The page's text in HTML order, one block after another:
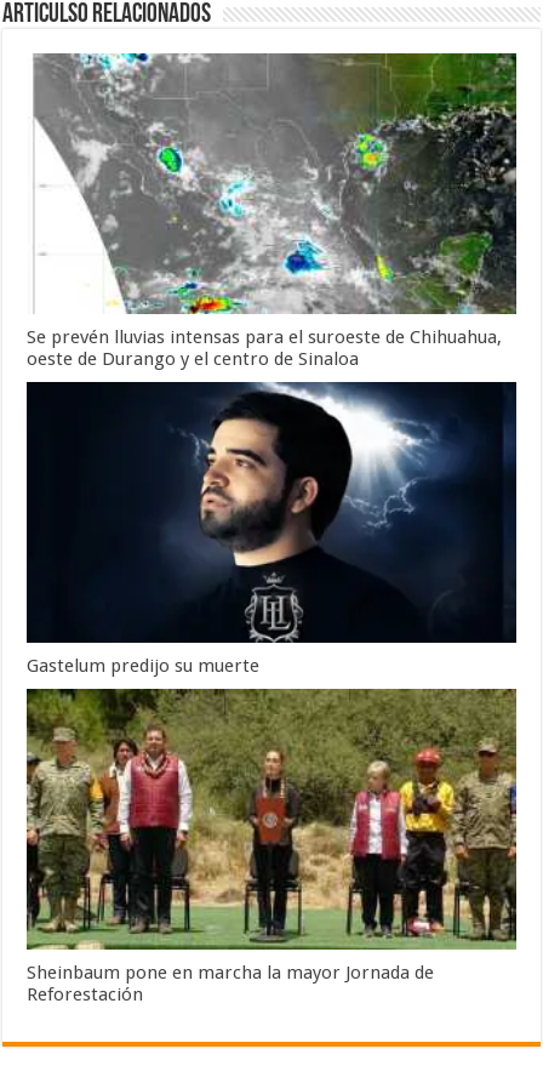
Articulso Relacionados
Se prevén lluvias intensas para el suroeste de Chihuahua,
oeste de Durango y el centro de Sinaloa
Gastelum predijo su muerte
Sheinbaum pone en marcha la mayor Jornada de
Reforestación